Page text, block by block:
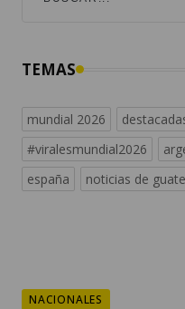
TEMAS
mundial 2026
#viralesmundial2026
españa
noticias de
NACIONALES